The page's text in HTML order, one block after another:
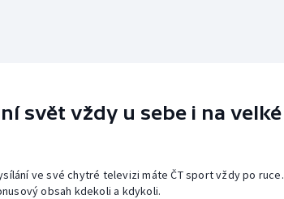
svět vždy u sebe i na velké
ve své chytré televizi máte ČT sport vždy po ruce.
obsah kdekoli a kdykoli.